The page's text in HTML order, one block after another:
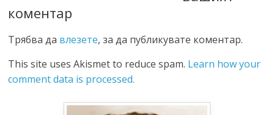
коментар
Трябва да влезете, за да публикувате коментар.
This site uses Akismet to reduce spam. Learn how your
comment data is processed.